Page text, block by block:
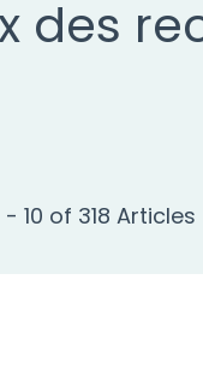
des
- 10 of 318 Articles